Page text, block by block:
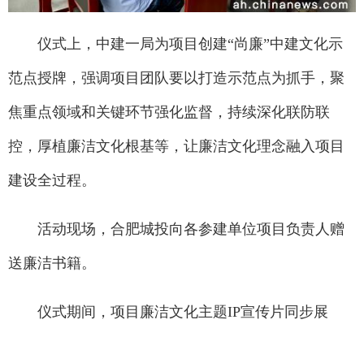
仪式上，中建一局为项目创建“尚廉”中建文化示
范点授牌，强调项目团队要以打造示范点为抓手，聚
焦重点领域和关键环节强化监督，持续深化联防联
控，厚植廉洁文化根基等，让廉洁文化理念融入项目
建设全过程。
活动现场，合肥城投向各参建单位项目负责人赠
送廉洁书籍。
仪式期间，项目廉洁文化主题IP宣传片同步展